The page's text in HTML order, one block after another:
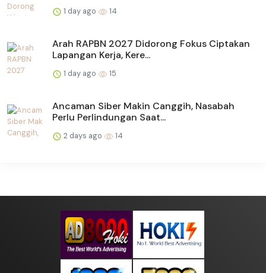
1 day ago 14
Arah RAPBN 2027 Didorong Fokus Ciptakan
Lapangan Kerja, Kere...
1 day ago 15
Ancaman Siber Makin Canggih, Nasabah
Perlu Perlindungan Saat...
2 days ago 14